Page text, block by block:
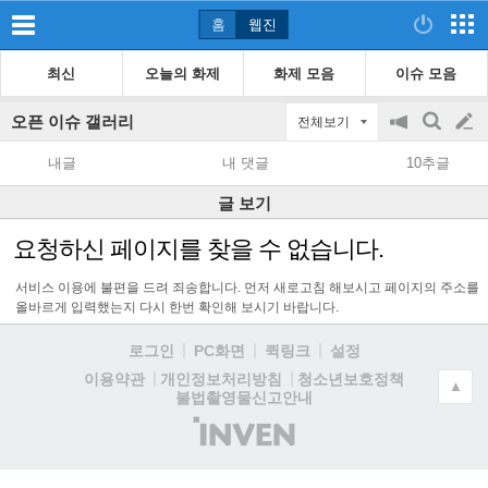
홈 웹진
최신 오늘의 화제 화제 모음 이슈 모음
오픈 이슈 갤러리 전체보기
공
지
on/off
검
색
글
쓰
기
내글 내 댓글 10추글
글 보기
요청하신 페이지를 찾을 수 없습니다.
서비스 이용에 불편을 드려 죄송합니다. 먼저 새로고침 해보시고 페이지의 주소를
올바르게 입력했는지 다시 한번 확인해 보시기 바랍니다.
로그인 PC화면 퀵링크
설정
이용약관
개인정보처리방침
청소년보호정책
불법촬영물신고안내
(주)
인
▲